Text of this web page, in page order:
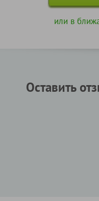
или в
Оставить